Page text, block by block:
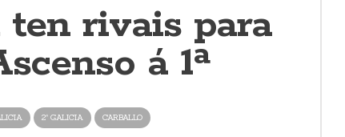
ten rivais para
á 1ª
2ª GALICIA CARBALLO